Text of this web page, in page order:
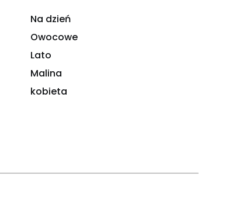
Na dzień
Owocowe
Lato
Malina
kobieta